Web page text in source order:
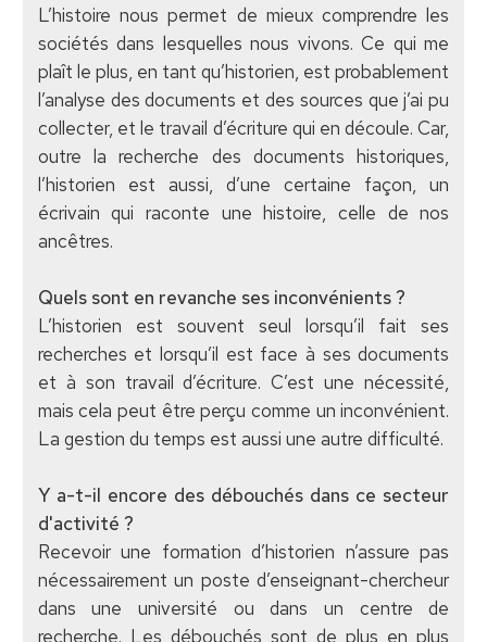
L’histoire nous permet de mieux comprendre les
sociétés dans lesquelles nous vivons. Ce qui me
plaît le plus, en tant qu’historien, est probablement
l’analyse des documents et des sources que j’ai pu
collecter, et le travail d’écriture qui en découle. Car,
outre la recherche des documents historiques,
l’historien est aussi, d’une certaine façon, un
écrivain qui raconte une histoire, celle de nos
ancêtres.
Quels sont en revanche ses inconvénients ?
L’historien est souvent seul lorsqu’il fait ses
recherches et lorsqu’il est face à ses documents
et à son travail d’écriture. C’est une nécessité,
mais cela peut être perçu comme un inconvénient.
La gestion du temps est aussi une autre difficulté.
Y a-t-il encore des débouchés dans ce secteur
d'activité ?
Recevoir une formation d’historien n’assure pas
nécessairement un poste d’enseignant-chercheur
dans une université ou dans un centre de
recherche. Les débouchés sont de plus en plus